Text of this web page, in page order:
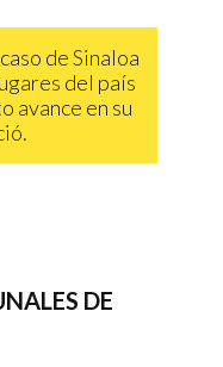
de Sinaloa
del país
avance en su
DE